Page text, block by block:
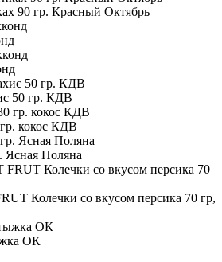
90 гр. Красный Октябрь
50 гр. КДВ
кокос КДВ
Ясная Поляна
Колечки со вкусом персика 70 гр,
ОК